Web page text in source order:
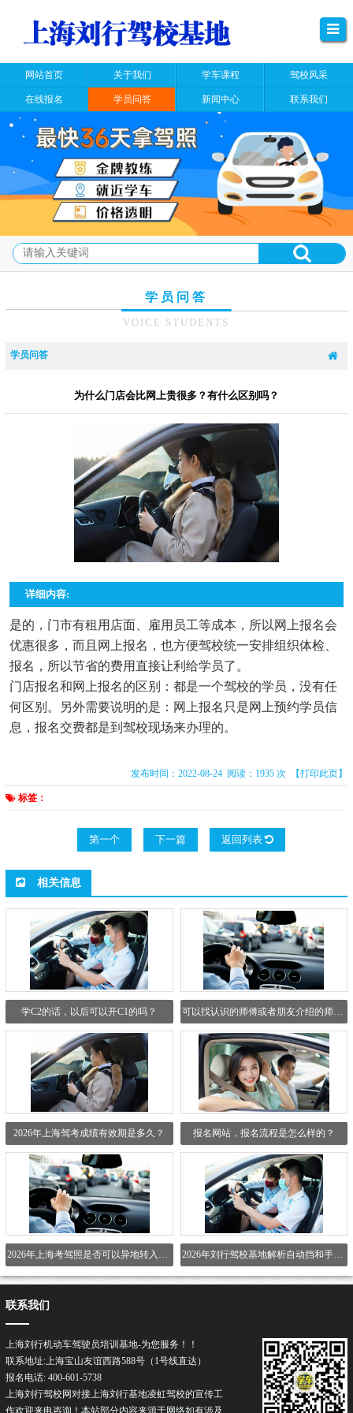
网站首页 关于我们 学车课程 驾校风采
在线报名 学员问答 新闻中心 联系我们
学员问答
VOICE STUDENTS
学员问答
为什么门店会比网上贵很多？有什么区别吗？
详细内容:
是的，门市有租用店面、雇用员工等成本，所以网上报名会
优惠很多，而且网上报名，也方便驾校统一安排组织体检、
报名，所以节省的费用直接让利给学员了。
门店报名和网上报名的区别：都是一个驾校的学员，没有任
何区别。另外需要说明的是：网上报名只是网上预约学员信
息，报名交费都是到驾校现场来办理的。
发布时间：2022-08-24 阅读：1935 次 【打印此页】
标签：
第一个 下一篇 返回列表
相关信息
学C2的话，以后可以开C1的吗？ 可以找认识的师傅或者朋友介绍的师傅吗？
2026年上海驾考成绩有效期是多久？ 报名网站，报名流程是怎么样的？
2026年上海考驾照是否可以异地转入继续考试？ 2026年刘行驾校基地解析自动挡和手动挡学车难度对比？
联系我们
上海刘行机动车驾驶员培训基地-为您服务！！
联系地址:上海宝山友谊西路588号（1号线直达）
报名电话: 400-601-5738
上海刘行驾校网对接上海刘行基地凌虹驾校的宣传工